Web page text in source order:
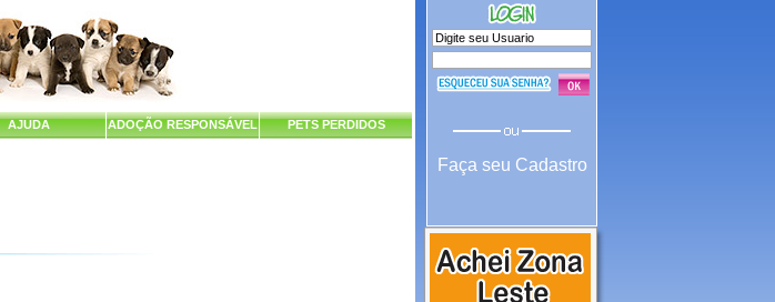
AJUDA ADOÇÃO RESPONSÁVEL PETS PERDIDOS
Faça seu Cadastro